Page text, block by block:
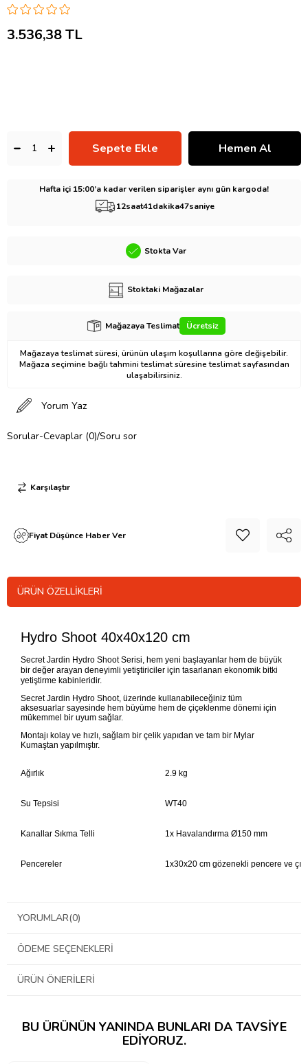
3.536,38 TL
Hafta içi 15:00’a kadar verilen siparişler aynı gün kargoda!
12saat41dakika46saniye
Stokta Var
Stoktaki Mağazalar
Mağazaya Teslimat Ücretsiz
Mağazaya teslimat süresi, ürünün ulaşım koşullarına göre değişebilir.
Mağaza seçimine bağlı tahmini teslimat süresine teslimat sayfasından
ulaşabilirsiniz.
Yorum Yaz
Sorular-Cevaplar (0)/Soru sor
Karşılaştır
Fiyat Düşünce Haber Ver
ÜRÜN ÖZELLIKLERI
Hydro Shoot 40x40x120 cm
Secret Jardin Hydro Shoot Serisi, hem yeni başlayanlar hem de büyük
bir değer arayan deneyimli yetiştiriciler için tasarlanan ekonomik bitki
yetiştirme kabinleridir.
Secret Jardin Hydro Shoot, üzerinde kullanabileceğiniz tüm
aksesuarlar sayesinde hem büyüme hem de çiçeklenme dönemi için
mükemmel bir uyum sağlar.
Montajı kolay ve hızlı, sağlam bir çelik yapıdan ve tam bir Mylar
Kumaştan yapılmıştır.
Ağırlık 2.9 kg
Su Tepsisi WT40
Kanallar Sıkma Telli 1x Havalandırma Ø150 mm
Pencereler 1x30x20 cm gözenekli pencere ve
Çadır Hacim
LED : Ekstraksiyon 10 m3 / saat
YORUMLAR(0)
ÖDEME SEÇENEKLERI
ÜRÜN ÖNERILERI
BU ÜRÜNÜN YANINDA BUNLARI DA TAVSIYE
EDIYORUZ.